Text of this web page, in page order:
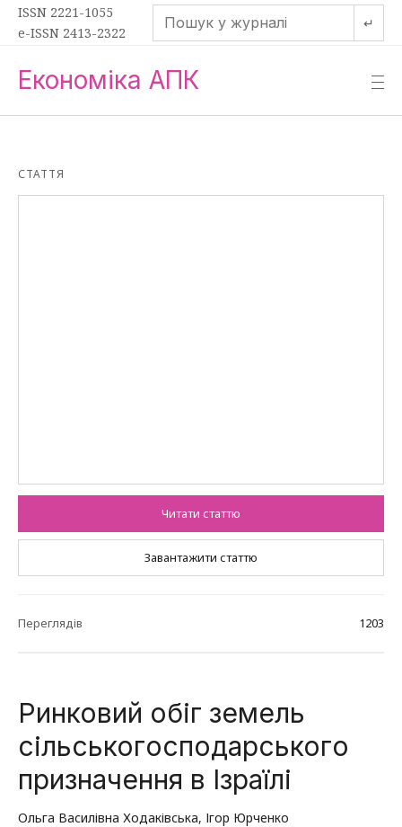
ISSN 2221-1055
e-ISSN 2413-2322
↵
Економіка АПК —
—
—
СТАТТЯ
Читати статтю
Завантажити статтю
Переглядів 1203
Ринковий обіг земель
сільськогосподарського
призначення в Ізраїлі
Ольга Василівна Ходаківська, Ігор Юрченко